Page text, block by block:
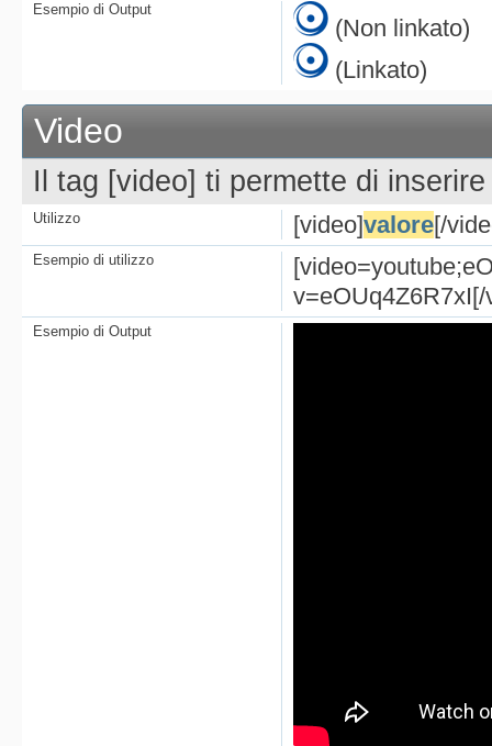
(Non linkato)
(Linkato)
Esempio di Output
Video
Il tag [video] ti permette di
[video]valore[/
Utilizzo
v=eOUq4Z6R7xI[/
Esempio di utilizzo
Esempio di Output